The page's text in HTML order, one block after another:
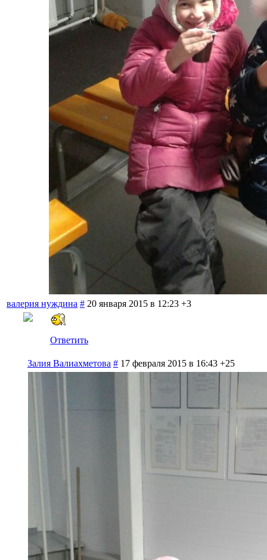
валерия нуждина # 20 января 2015 в 12:23 +3
Ответить
Залия Валиахметова # 17 февраля 2015 в 16:43 +25